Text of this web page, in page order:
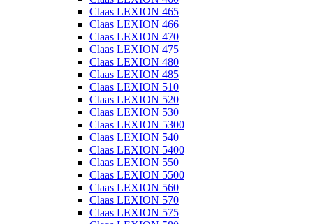
Claas LEXION 465
Claas LEXION 466
Claas LEXION 470
Claas LEXION 475
Claas LEXION 480
Claas LEXION 485
Claas LEXION 510
Claas LEXION 520
Claas LEXION 530
Claas LEXION 5300
Claas LEXION 540
Claas LEXION 5400
Claas LEXION 550
Claas LEXION 5500
Claas LEXION 560
Claas LEXION 570
Claas LEXION 575